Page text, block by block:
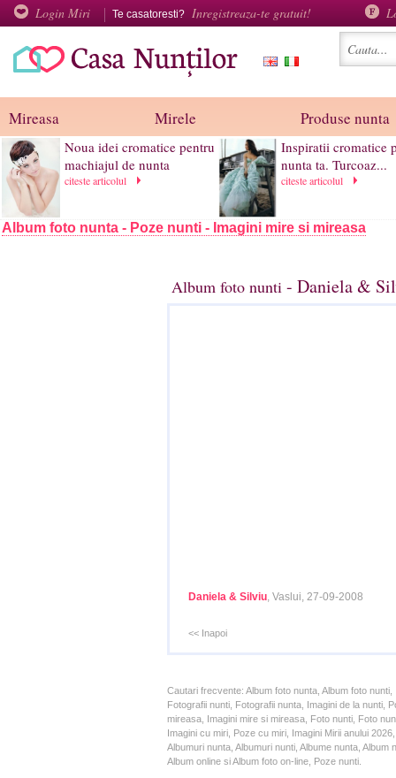
Login Miri Te casatoresti? Inregistreaza-te gratuit!
Mireasa Mirele Produse nunta
Noua idei cromatice pentru
machiajul de nunta
citeste articolul
Inspiratii cromatice
nunta ta. Turcoaz...
citeste articolul
Album foto nunta - Poze nunti - Imagini mire si mireasa
Album foto nunti - Daniela &
Daniela & Silviu, Vaslui, 27-09-2008
<< Inapoi
Cautari frecvente: Album foto nunta, Album foto
Fotografii nunti, Fotografii nunta, Imagini de la nunti,
mireasa, Imagini mire si mireasa, Foto nunti, Foto
Imagini cu miri, Poze cu miri, Imagini Mirii anului
Albumuri nunta, Albumuri nunti, Albume nunta,
Album online si Album foto on-line, Poze nunti.